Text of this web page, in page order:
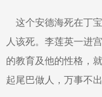
这个安德海死在丁
人该死。李莲英一进
的教育及他的性格，
起尾巴做人，万事不出